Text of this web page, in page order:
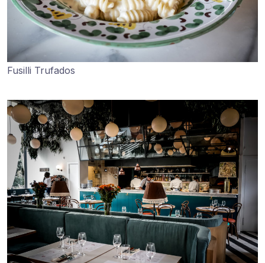
Fusilli Trufados